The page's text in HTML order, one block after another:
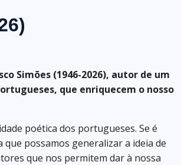
Simões (1946-2026), autor de um
que enriquecem o nosso
poética dos portugueses. Se é
que possamos generalizar a ideia de
que nos permitem dar à nossa